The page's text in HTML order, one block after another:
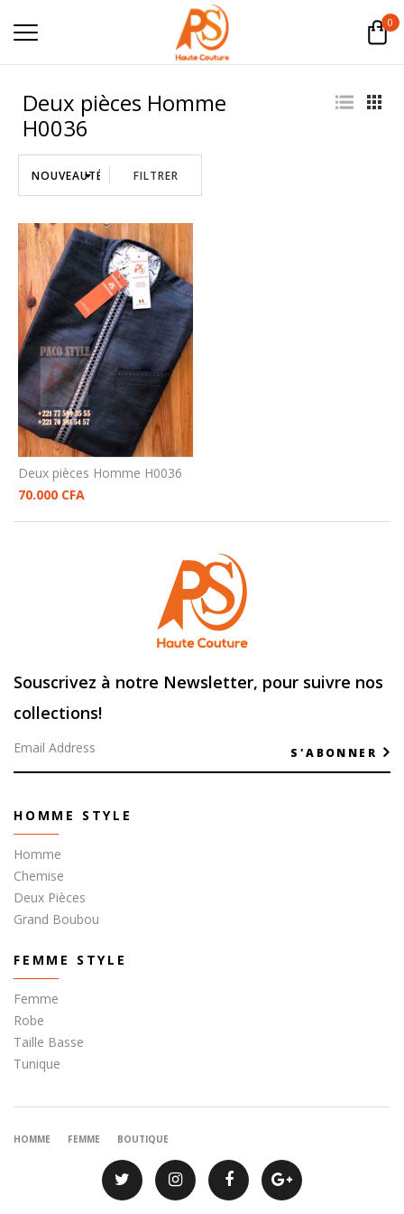
0
Deux pièces Homme
H0036
FILTRER
Deux pièces Homme H0036
70.000 CFA
Souscrivez à notre Newsletter, pour suivre nos
collections!
S'ABONNER
HOMME STYLE
Homme
Chemise
Deux Pièces
Grand Boubou
FEMME STYLE
Femme
Robe
Taille Basse
Tunique
HOMME FEMME BOUTIQUE